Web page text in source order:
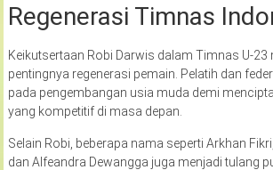
Regenerasi Timnas
Keikutsertaan Robi Darwis dalam Timnas U-23
pentingnya regenerasi pemain. Pelatih dan
pada pengembangan usia muda demi
yang kompetitif di masa depan.
Selain Robi, beberapa nama seperti Arkhan
dan Alfeandra Dewangga juga menjadi tulang